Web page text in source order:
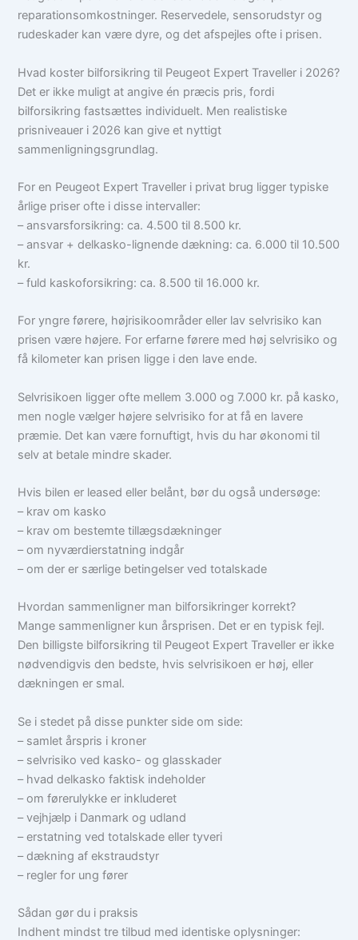
reparationsomkostninger. Reservedele, sensorudstyr og
rudeskader kan være dyre, og det afspejles ofte i prisen.
Hvad koster bilforsikring til Peugeot Expert Traveller i 2026?
Det er ikke muligt at angive én præcis pris, fordi
bilforsikring fastsættes individuelt. Men realistiske
prisniveauer i 2026 kan give et nyttigt
sammenligningsgrundlag.
For en Peugeot Expert Traveller i privat brug ligger typiske
årlige priser ofte i disse intervaller:
– ansvarsforsikring: ca. 4.500 til 8.500 kr.
– ansvar + delkasko-lignende dækning: ca. 6.000 til 10.500
kr.
– fuld kaskoforsikring: ca. 8.500 til 16.000 kr.
For yngre førere, højrisikoområder eller lav selvrisiko kan
prisen være højere. For erfarne førere med høj selvrisiko og
få kilometer kan prisen ligge i den lave ende.
Selvrisikoen ligger ofte mellem 3.000 og 7.000 kr. på kasko,
men nogle vælger højere selvrisiko for at få en lavere
præmie. Det kan være fornuftigt, hvis du har økonomi til
selv at betale mindre skader.
Hvis bilen er leased eller belånt, bør du også undersøge:
– krav om kasko
– krav om bestemte tillægsdækninger
– om nyværdierstatning indgår
– om der er særlige betingelser ved totalskade
Hvordan sammenligner man bilforsikringer korrekt?
Mange sammenligner kun årsprisen. Det er en typisk fejl.
Den billigste bilforsikring til Peugeot Expert Traveller er ikke
nødvendigvis den bedste, hvis selvrisikoen er høj, eller
dækningen er smal.
Se i stedet på disse punkter side om side:
– samlet årspris i kroner
– selvrisiko ved kasko- og glasskader
– hvad delkasko faktisk indeholder
– om førerulykke er inkluderet
– vejhjælp i Danmark og udland
– erstatning ved totalskade eller tyveri
– dækning af ekstraudstyr
– regler for ung fører
Sådan gør du i praksis
Indhent mindst tre tilbud med identiske oplysninger: